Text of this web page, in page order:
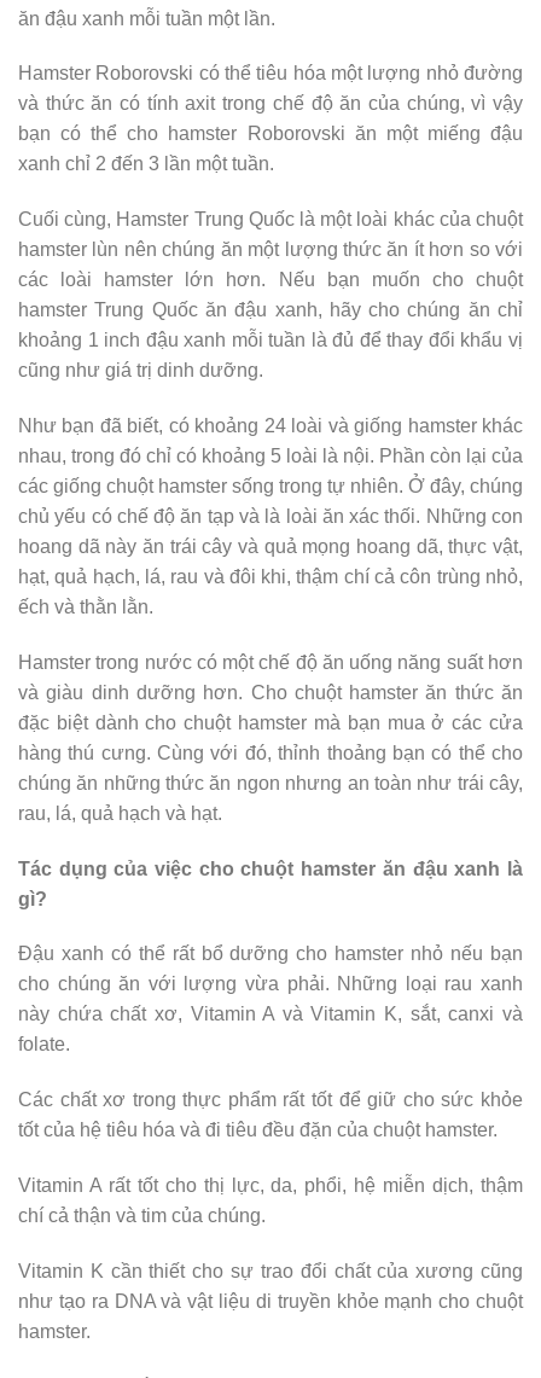
ăn đậu xanh mỗi tuần một lần.
Hamster Roborovski có thể tiêu hóa một lượng nhỏ đường
và thức ăn có tính axit trong chế độ ăn của chúng, vì vậy
bạn có thể cho hamster Roborovski ăn một miếng đậu
xanh chỉ 2 đến 3 lần một tuần.
Cuối cùng, Hamster Trung Quốc là một loài khác của chuột
hamster lùn nên chúng ăn một lượng thức ăn ít hơn so với
các loài hamster lớn hơn. Nếu bạn muốn cho chuột
hamster Trung Quốc ăn đậu xanh, hãy cho chúng ăn chỉ
khoảng 1 inch đậu xanh mỗi tuần là đủ để thay đổi khẩu vị
cũng như giá trị dinh dưỡng.
Như bạn đã biết, có khoảng 24 loài và giống hamster khác
nhau, trong đó chỉ có khoảng 5 loài là nội. Phần còn lại của
các giống chuột hamster sống trong tự nhiên. Ở đây, chúng
chủ yếu có chế độ ăn tạp và là loài ăn xác thối. Những con
hoang dã này ăn trái cây và quả mọng hoang dã, thực vật,
hạt, quả hạch, lá, rau và đôi khi, thậm chí cả côn trùng nhỏ,
ếch và thằn lằn.
Hamster trong nước có một chế độ ăn uống năng suất hơn
và giàu dinh dưỡng hơn. Cho chuột hamster ăn thức ăn
đặc biệt dành cho chuột hamster mà bạn mua ở các cửa
hàng thú cưng. Cùng với đó, thỉnh thoảng bạn có thể cho
chúng ăn những thức ăn ngon nhưng an toàn như trái cây,
rau, lá, quả hạch và hạt.
Tác dụng của việc cho chuột hamster ăn đậu xanh là
gì?
Đậu xanh có thể rất bổ dưỡng cho hamster nhỏ nếu bạn
cho chúng ăn với lượng vừa phải. Những loại rau xanh
này chứa chất xơ, Vitamin A và Vitamin K, sắt, canxi và
folate.
Các chất xơ trong thực phẩm rất tốt để giữ cho sức khỏe
tốt của hệ tiêu hóa và đi tiêu đều đặn của chuột hamster.
Vitamin A rất tốt cho thị lực, da, phổi, hệ miễn dịch, thậm
chí cả thận và tim của chúng.
Vitamin K cần thiết cho sự trao đổi chất của xương cũng
như tạo ra DNA và vật liệu di truyền khỏe mạnh cho chuột
hamster.